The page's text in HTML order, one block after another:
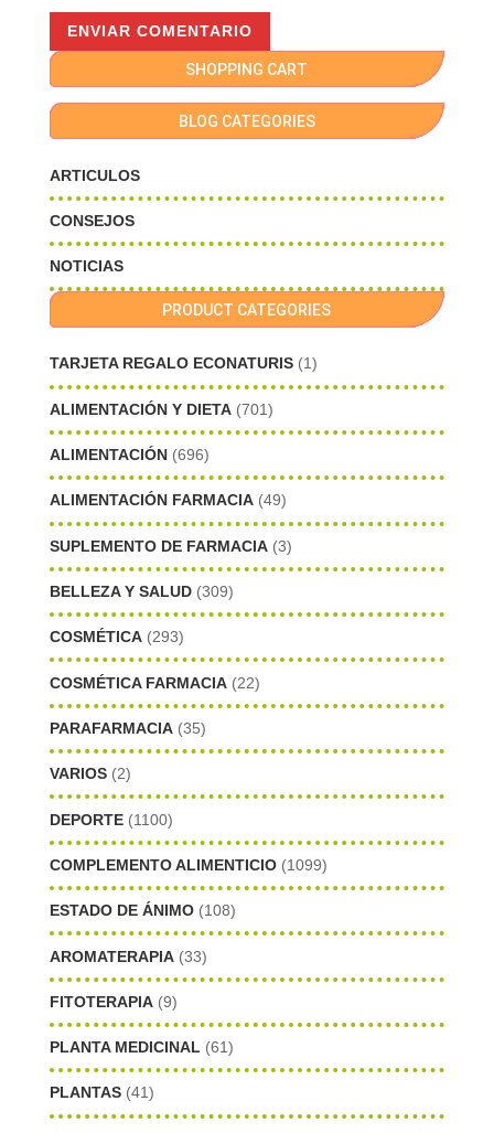
SHOPPING CART
BLOG CATEGORIES
ARTICULOS
CONSEJOS
NOTICIAS
PRODUCT CATEGORIES
TARJETA REGALO ECONATURIS (1)
ALIMENTACIÓN Y DIETA (701)
ALIMENTACIÓN (696)
ALIMENTACIÓN FARMACIA (49)
SUPLEMENTO DE FARMACIA (3)
BELLEZA Y SALUD (309)
COSMÉTICA (293)
COSMÉTICA FARMACIA (22)
PARAFARMACIA (35)
VARIOS (2)
DEPORTE (1100)
COMPLEMENTO ALIMENTICIO (1099)
ESTADO DE ÁNIMO (108)
AROMATERAPIA (33)
FITOTERAPIA (9)
PLANTA MEDICINAL (61)
PLANTAS (41)